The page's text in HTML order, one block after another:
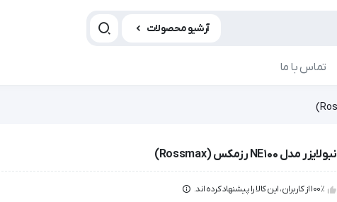
آرشیو محصولات
تماس با ما
نبولایزر مدل NE100 رزمکس (Rossmax)
100٪ از کاربران، این کالا را پیشنهاد کرده اند.